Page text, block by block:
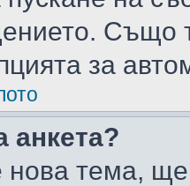
Също
за
анкета?
нова тема,